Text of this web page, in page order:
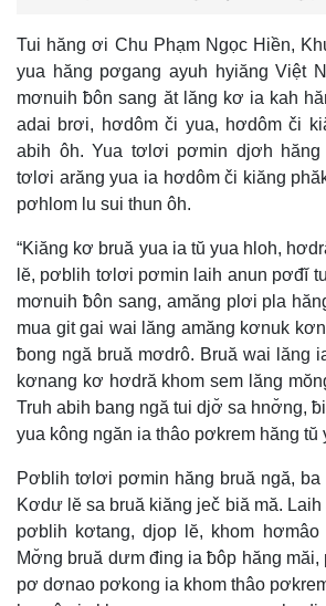
Tui hăng ơi Chu Phạm Ngọc Hiền,
yua hăng pơgang ayuh hyiăng Việt
mơnuih ƀôn sang ăt lăng kơ ia kah
adai brơi, hơdôm či yua, hơdôm či
abih ôh. Yua tơlơi pơmin djơh hăng
tơlơi arăng yua ia hơdôm či kiăng
pơhlom lu sui thun ôh.
“Kiăng kơ bruă yua ia tŭ yua hloh,
lĕ, pơblih tơlơi pơmin laih anun pơđĭ
mơnuih ƀôn sang, amăng plơi pla
mua git gai wai lăng amăng kơnuk
ƀong ngă bruă mơdrô. Bruă wai lăng
kơnang kơ hơdră khom sem lăng
Truh abih bang ngă tui djơ̆ sa hnơ̆ng,
yua kông ngăn ia thâo pơkrem hăng tŭ
Pơblih tơlơi pơmin hăng bruă ngă,
Kơdư lĕ sa bruă kiăng ječ biă mă.
pơblih kơtang, djop lĕ, khom
Mơ̆ng bruă dưm đing ia ƀôp hăng măi,
pơ dơnao pơkong ia khom thâo